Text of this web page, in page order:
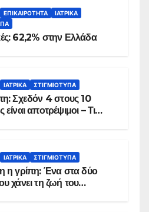
ΕΠΙΚΑΙΡΌΤΗΤΑ
ΙΑΤΡΙΚΆ
62,2% στην Ελλάδα
ΙΑΤΡΙΚΆ ΣΤΙΓΜΙΌΤΥΠΑ
Σχεδόν 4 στους 10
είναι αποτρέψιμοι – Τι
ΙΑΤΡΙΚΆ ΣΤΙΓΜΙΌΤΥΠΑ
η γρίπη: Ένα στα δύο
χάνει τη ζωή του